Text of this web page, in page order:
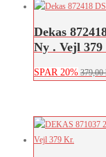
Dekas
Ny . Vejl
SPAR 20% 379,00